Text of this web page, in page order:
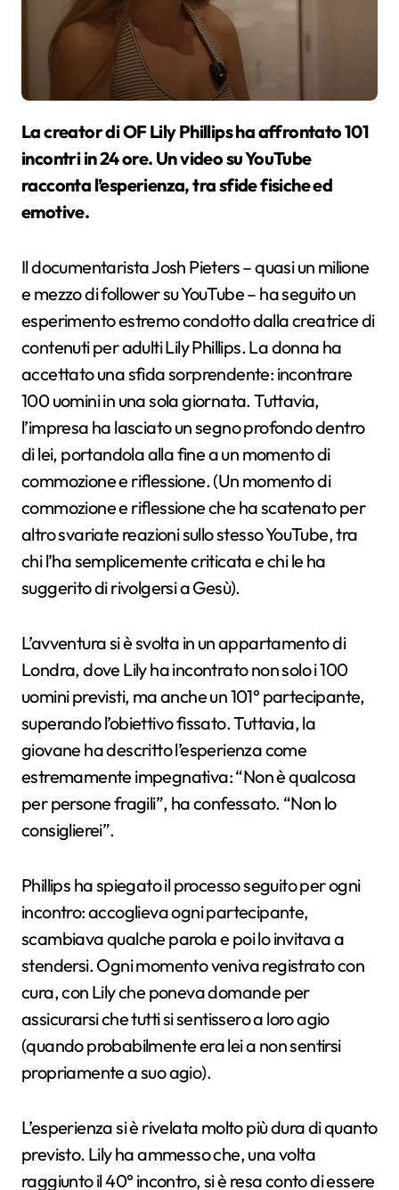
La creator di OF Lily Phillips ha affrontato 101
incontri in 24 ore. Un video su YouTube
racconta l’esperienza, tra sfide fisiche ed
emotive.
Il documentarista Josh Pieters – quasi un milione
e mezzo di follower su YouTube – ha seguito un
esperimento estremo condotto dalla creatrice di
contenuti per adulti Lily Phillips. La donna ha
accettato una sfida sorprendente: incontrare
100 uomini in una sola giornata. Tuttavia,
l’impresa ha lasciato un segno profondo dentro
di lei, portandola alla fine a un momento di
commozione e riflessione. (Un momento di
commozione e riflessione che ha scatenato per
altro svariate reazioni sullo stesso YouTube, tra
chi l’ha semplicemente criticata e chi le ha
suggerito di rivolgersi a Gesù).
L’avventura si è svolta in un appartamento di
Londra, dove Lily ha incontrato non solo i 100
uomini previsti, ma anche un 101° partecipante,
superando l’obiettivo fissato. Tuttavia, la
giovane ha descritto l’esperienza come
estremamente impegnativa: “Non è qualcosa
per persone fragili”, ha confessato. “Non lo
consiglierei”.
Phillips ha spiegato il processo seguito per ogni
incontro: accoglieva ogni partecipante,
scambiava qualche parola e poi lo invitava a
stendersi. Ogni momento veniva registrato con
cura, con Lily che poneva domande per
assicurarsi che tutti si sentissero a loro agio
(quando probabilmente era lei a non sentirsi
propriamente a suo agio).
L’esperienza si è rivelata molto più dura di quanto
previsto. Lily ha ammesso che, una volta
raggiunto il 40° incontro, si è resa conto di essere